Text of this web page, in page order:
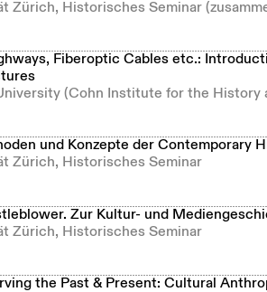
Zürich, Historisches Seminar
Fiberoptic Cables etc.:
(Cohn Institute for the History
und Konzepte der Contemporary
Zürich, Historisches Seminar
Zur Kultur- und
Zürich, Historisches Seminar
the Past & Present: Cultural